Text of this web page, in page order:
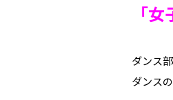
「
ダンス
ダンス